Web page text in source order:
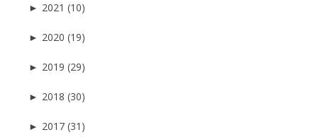
► 2021 (10)
► 2020 (19)
► 2019 (29)
► 2018 (30)
► 2017 (31)